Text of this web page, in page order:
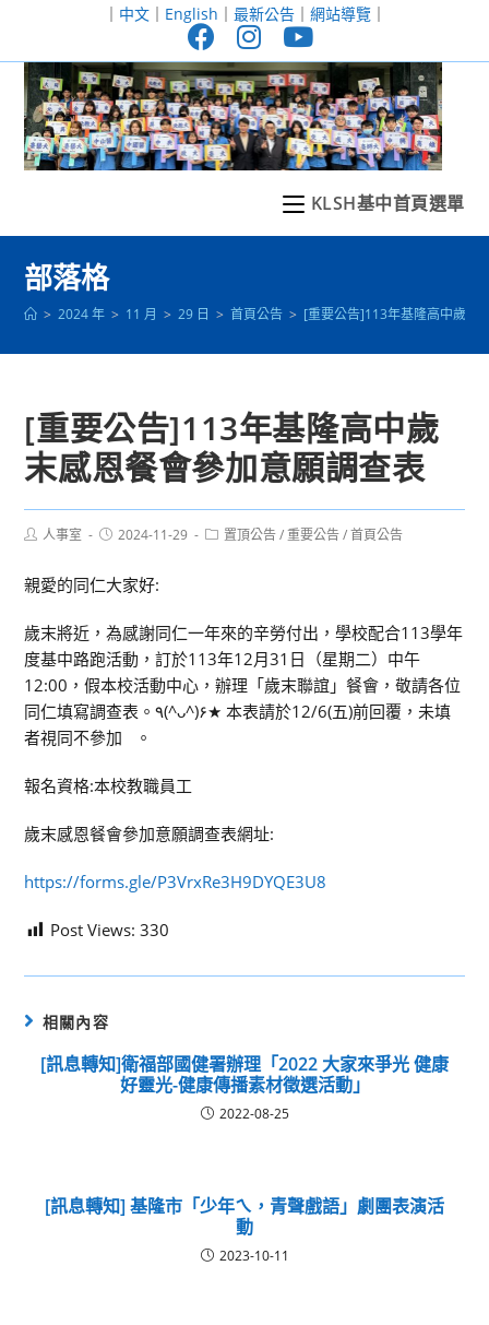
至
｜ 中文｜ English ｜ 最新公告｜ 網站導覽｜
KLSH基中首頁選單
部落格
> 2024 年 > 11 月 > 29 日 > 首頁公告 > [重要公告]113年基隆高中歲末
[重要公告]113年基隆高中歲
末感恩餐會參加意願調查表
Post人事室
Post2024-11-29
Post置頂公告 / 重要公告 / 首頁公告
親愛的同仁大家好:
歲末將近，為感謝同仁一年來的辛勞付出，學校配合113學年
度基中路跑活動，訂於113年12月31日（星期二）中午
12:00，假本校活動中心，辦理「歲末聯誼」餐會，敬請各位
同仁填寫調查表。٩(^ᴗ^)۶★ 本表請於12/6(五)前回覆，未填
者視同不參加 。
報名資格:本校教職員工
歲末感恩餐會參加意願調查表網址:
https://forms.gle/P3VrxRe3H9DYQE3U8
Post Views: 330
相關內容
[訊息轉知]衛福部國健署辦理「2022 大家來爭光 健康
好靈光-健康傳播素材徵選活動」
2022-08-25
[訊息轉知] 基隆市「少年ㄟ，青聲戲語」劇團表演活
動
2023-10-11